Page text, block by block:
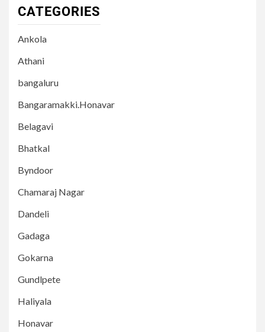
CATEGORIES
Ankola
Athani
bangaluru
Bangaramakki.Honavar
Belagavi
Bhatkal
Byndoor
Chamaraj Nagar
Dandeli
Gadaga
Gokarna
Gundlpete
Haliyala
Honavar